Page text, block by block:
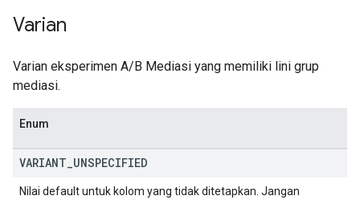
Varian
Varian eksperimen A/B Mediasi yang memiliki lini grup
mediasi.
Enum
VARIANT UNSPECIFIED
Nilai default untuk kolom yang tidak ditetapkan. Jangan